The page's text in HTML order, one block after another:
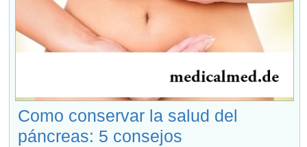
Como conservar la salud del
páncreas: 5 consejos